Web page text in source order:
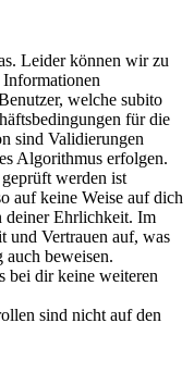
Leider können wir zu
welche subito
für die
sind Validierungen
Algorithmus erfolgen.
werden ist
auf keine Weise auf dich
deiner Ehrlichkeit. Im
und Vertrauen auf, was
beweisen.
bei dir keine weiteren
sind nicht auf den